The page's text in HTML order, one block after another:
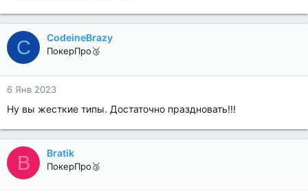
C CodeineBrazy
ПокерПро🥉
6 Янв 2023
Ну вы жесткие типы. Достаточно праздновать!!!
B Bratik
ПокерПро🥉